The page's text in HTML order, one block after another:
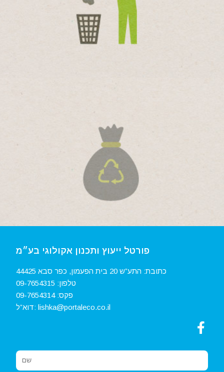
פורטל ייעוץ ותכנון אקולוגי בע״מ
כתובת: התע”ש 20 בית הפעמון, כפר סבא 44425
טלפון: 09-7654315‏
פקס:09-7654314
דוא”ל:lishka@portaleco.co.il